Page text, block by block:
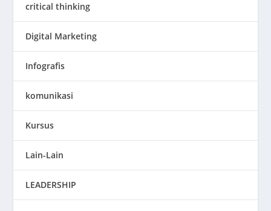
critical thinking
Digital Marketing
Infografis
komunikasi
Kursus
Lain-Lain
LEADERSHIP